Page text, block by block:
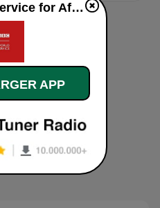
BBC World Service for Africa en ligne
APP